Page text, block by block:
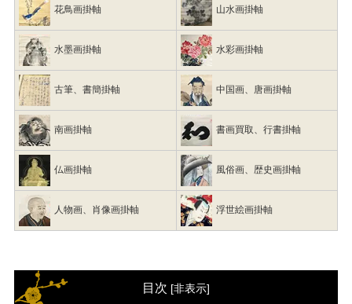
花鳥画掛軸 山水画掛軸
水墨画掛軸 水彩画掛軸
古筆、書簡掛軸 中国画、唐画掛軸
南画掛軸 書画買取、行書掛軸
仏画掛軸 風俗画、歴史画掛軸
人物画、肖像画掛軸 浮世絵画掛軸
目次 [非表示]